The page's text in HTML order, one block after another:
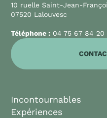
10 ruelle Saint-Jean-
07520 Lalouvesc
Téléphone : 04 75 67 84 20
Incontournables
Expériences